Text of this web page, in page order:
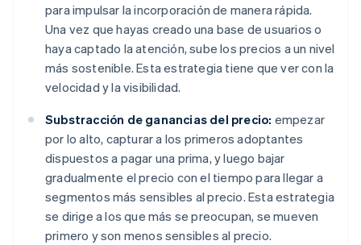
para impulsar la incorporación de manera rápida.
Una vez que hayas creado una base de usuarios o
haya captado la atención, sube los precios a un nivel
más sostenible. Esta estrategia tiene que ver con la
velocidad y la visibilidad.
Substracción de ganancias del precio: empezar
por lo alto, capturar a los primeros adoptantes
dispuestos a pagar una prima, y luego bajar
gradualmente el precio con el tiempo para llegar a
segmentos más sensibles al precio. Esta estrategia
se dirige a los que más se preocupan, se mueven
primero y son menos sensibles al precio.